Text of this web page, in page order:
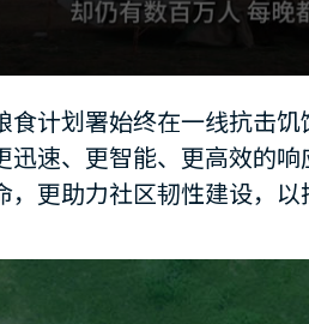
食计划署始终在一线抗击
迅速、更智能、更高效的
，更助力社区韧性建设，以